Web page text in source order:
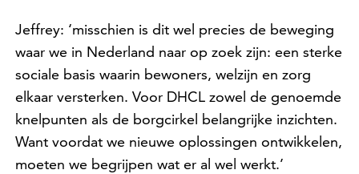
Jeffrey: ‘misschien is dit wel precies de beweging
waar we in Nederland naar op zoek zijn: een sterke
sociale basis waarin bewoners, welzijn en zorg
elkaar versterken. Voor DHCL zowel de genoemde
knelpunten als de borgcirkel belangrijke inzichten.
Want voordat we nieuwe oplossingen ontwikkelen,
moeten we begrijpen wat er al wel werkt.’